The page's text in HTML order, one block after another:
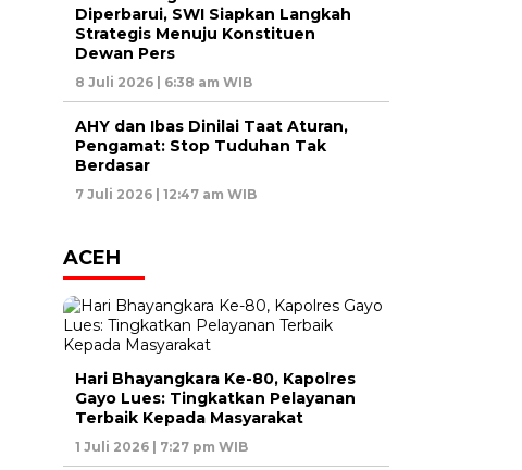
Diperbarui, SWI Siapkan Langkah
Strategis Menuju Konstituen
Dewan Pers
8 Juli 2026 | 6:38 am WIB
AHY dan Ibas Dinilai Taat Aturan,
Pengamat: Stop Tuduhan Tak
Berdasar
7 Juli 2026 | 12:47 am WIB
ACEH
Hari Bhayangkara Ke-80, Kapolres
Gayo Lues: Tingkatkan Pelayanan
Terbaik Kepada Masyarakat
1 Juli 2026 | 7:27 pm WIB